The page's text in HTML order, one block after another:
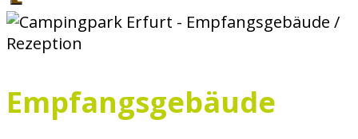
Empfangsgebäude